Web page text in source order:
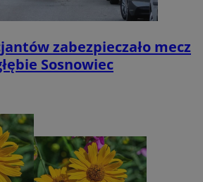
zabezpieczało mecz
Sosnowiec